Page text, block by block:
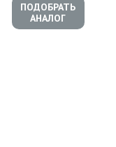
ПОДОБРАТЬ
АНАЛОГ